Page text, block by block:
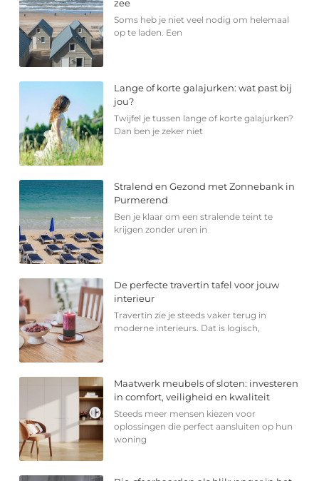
zee
Soms heb je niet veel nodig om helemaal
op te laden. Een
Lange of korte galajurken: wat past bij
jou?
Twijfel je tussen lange of korte galajurken?
Dan ben je zeker niet
Stralend en Gezond met Zonnebank in
Purmerend
Ben je klaar om een stralende teint te
krijgen zonder uren in
De perfecte travertin tafel voor jouw
interieur
Travertin zie je steeds vaker terug in
moderne interieurs. Dat is logisch,
Maatwerk meubels of sloten: investeren
in comfort, veiligheid en kwaliteit
Steeds meer mensen kiezen voor
oplossingen die perfect aansluiten op hun
woning